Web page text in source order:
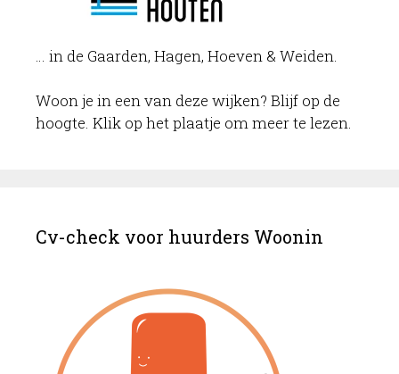
… in de Gaarden, Hagen, Hoeven & Weiden.
Woon je in een van deze wijken? Blijf op de
hoogte. Klik op het plaatje om meer te lezen.
Cv-check voor huurders Woonin